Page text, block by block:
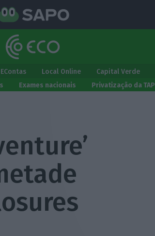
EContas Local Online Capital Verde
Exames nacionais Privatização da TAP